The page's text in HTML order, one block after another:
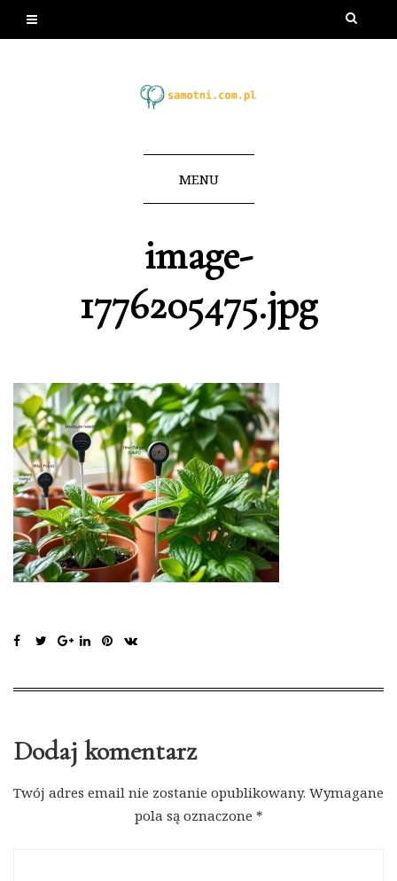
MENU
image-
1776205475.jpg
Dodaj komentarz
Twój adres email nie zostanie opublikowany. Wymagane
pola są oznaczone *